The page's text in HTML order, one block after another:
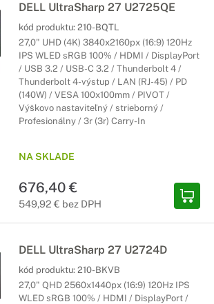
DELL UltraSharp 27 U2725QE
kód produktu: 210-BQTL
27,0" UHD (4K) 3840x2160px (16:9) 120Hz
IPS WLED sRGB 100% / HDMI / DisplayPort
/ USB 3.2 / USB-C 3.2 / Thunderbolt 4 /
Thunderbolt 4-výstup / LAN (RJ-45) / PD
(140W) / VESA 100x100mm / PIVOT /
Výškovo nastaviteľný / strieborný /
Profesionálny / 3r (3r) Carry-In
NA SKLADE
676,40 €
549,92 € bez DPH
DELL UltraSharp 27 U2724D
kód produktu: 210-BKVB
27,0" QHD 2560x1440px (16:9) 120Hz IPS
WLED sRGB 100% / HDMI / DisplayPort /